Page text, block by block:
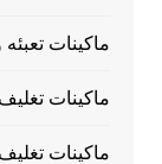
ماكينات
ماكينات
ماكينات